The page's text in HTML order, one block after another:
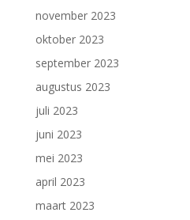
november 2023
oktober 2023
september 2023
augustus 2023
juli 2023
juni 2023
mei 2023
april 2023
maart 2023